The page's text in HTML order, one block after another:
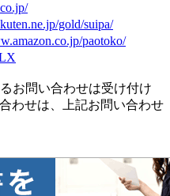
gold/suipa/
paotoko/
お問い合わせは受け付け
わせは、上記お問い合わせ